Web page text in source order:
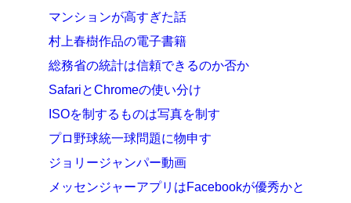
マンションが高すぎた話
村上春樹作品の電子書籍
総務省の統計は信頼できるのか否か
SafariとChromeの使い分け
ISOを制するものは写真を制す
プロ野球統一球問題に物申す
ジョリージャンパー動画
メッセンジャーアプリはFacebookが優秀かと